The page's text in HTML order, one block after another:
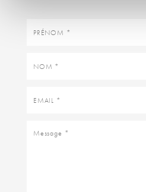
Prénom
Nom
Email
Message